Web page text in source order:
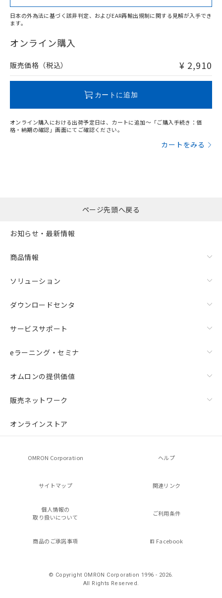
在庫等で未対応品が混在する可能性があります。
問い合わせください。
日本の外為法に基づく該非判定、およびEAR再輸出規制に関する見解が入手でき
ます。
オンライン購入
販売価格（税込） ¥ 2,910
カートに追加
オンライン購入における出荷予定日は、カートに追加～「ご購入手続き：価
格・納期の確認」画面にてご確認ください。
カートをみる
ページ先頭へ戻る
お知らせ・最新情報
商品情報
ソリューション
ダウンロードセンタ
サービスサポート
eラーニング・セミナ
オムロンの提供価値
販売ネットワーク
オンラインストア
OMRON Corporation ヘルプ
サイトマップ 関連リンク
個人情報の
取り扱いについて
ご利用条件
商品のご承諾事項 Facebook
© Copyright OMRON Corporation 1996 - 2026.
All Rights Reserved.